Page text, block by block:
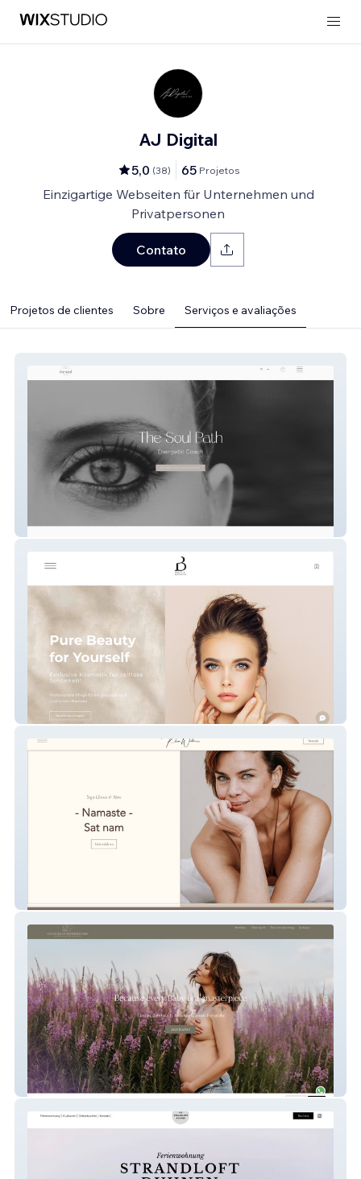
AJ Digital
5,0 (38) 65 Projetos
Einzigartige Webseiten für Unternehmen und
Privatpersonen
Contato
Projetos de clientes Sobre Serviços e avaliações
The Soul Path
BOG Beauty & Aesthetics
coloursofmotherhood